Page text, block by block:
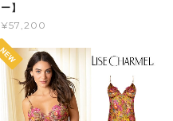
ー】
¥57,200